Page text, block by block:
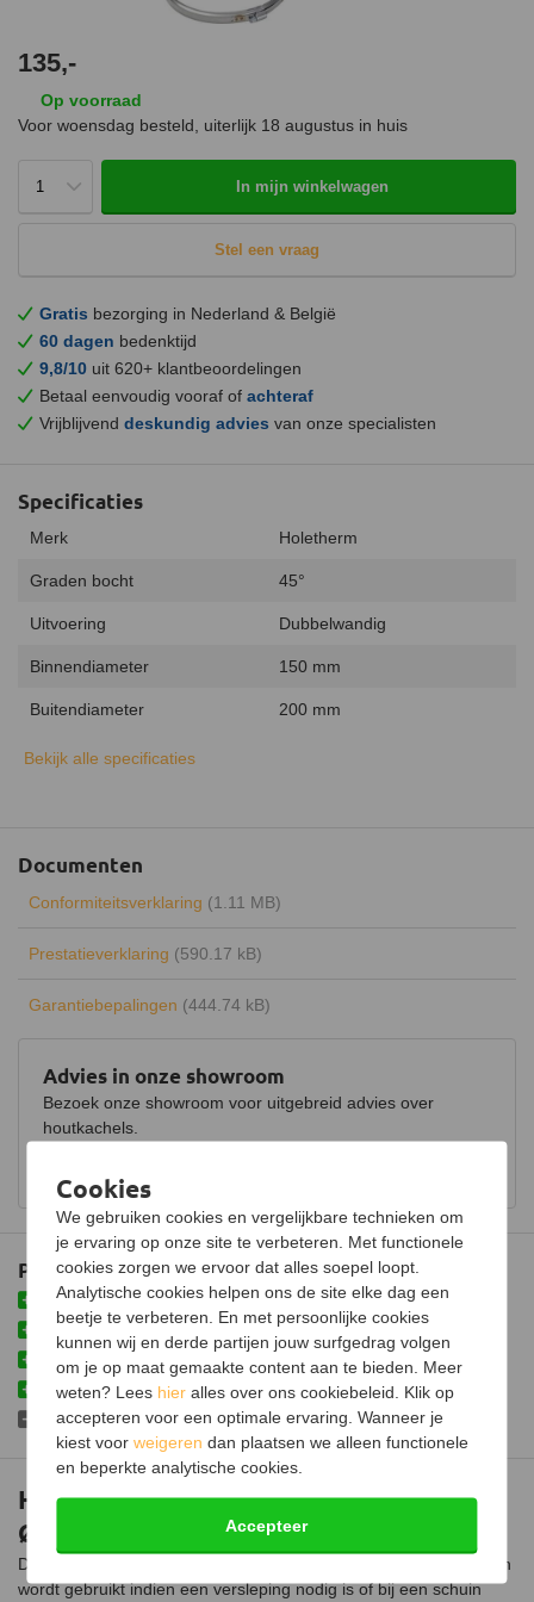
135,-
Op voorraad
Voor woensdag besteld, uiterlijk 18 augustus in huis
In mijn winkelwagen
Stel een vraag
Gratis bezorging in Nederland & België
60 dagen bedenktijd
9,8/10 uit 620+ klantbeoordelingen
Betaal eenvoudig vooraf of achteraf
Vrijblijvend deskundig advies van onze specialisten
Holetherm dubbelwandige bocht
Ø150/200mm – 45°
De Holetherm dubbelwandige bocht Ø150/200mm van 45 graden
wordt gebruikt indien een versleping nodig is of bij een schuin
Plus- en minpunten
Inclusief klemband om meerdere buizen vast te zetten
Eenvoudig kopppelen middels insteeksysteem
Isolatie voorkomt hitte aan de buitenkant
Milieuvriendelijk isolatiemateriaal
Omkokering benodigd in binnenruimtes
Advies in onze showroom
Bezoek onze showroom voor uitgebreid advies over
houtkachels.
Specificaties
Merk Holetherm
Graden bocht 45°
Uitvoering Dubbelwandig
Binnendiameter 150 mm
Buitendiameter 200 mm
Binnenmateriaal
Inclusief klemband
Kleur
Keurmerk CE
Certificering EN 1856-1
Bekijk alle specificaties
Documenten
Conformiteitsverklaring (1.11 MB)
Prestatieverklaring (590.17 kB)
Garantiebepalingen (444.74 kB)
Cookies
We gebruiken cookies en vergelijkbare technieken om
je ervaring op onze site te verbeteren. Met functionele
cookies zorgen we ervoor dat alles soepel loopt.
Analytische cookies helpen ons de site elke dag een
beetje te verbeteren. En met persoonlijke cookies
kunnen wij en derde partijen jouw surfgedrag volgen
om je op maat gemaakte content aan te bieden. Meer
weten? Lees hier alles over ons cookiebeleid. Klik op
accepteren voor een optimale ervaring. Wanneer je
kiest voorweigeren dan plaatsen we alleen functionele
en beperkte analytische cookies.
Accepteer